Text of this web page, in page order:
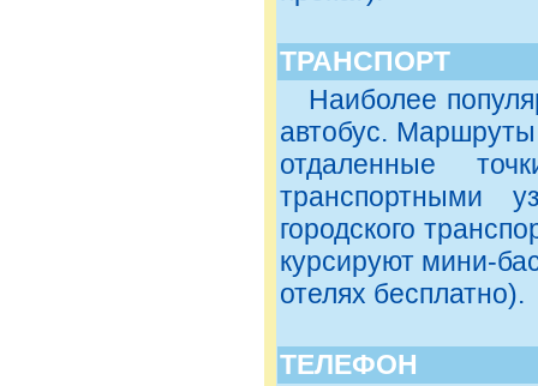
ТРАНСПОРТ
Наиболее
автобус.
отдаленные
транспортными
городского
курсируют мини-
отелях бесплатно).
ТЕЛЕФОН